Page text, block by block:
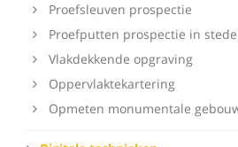
Proefsleuven prospectie
Proefputten prospectie in
Vlakdekkende opgraving
Oppervlaktekartering
Opmeten monumentale